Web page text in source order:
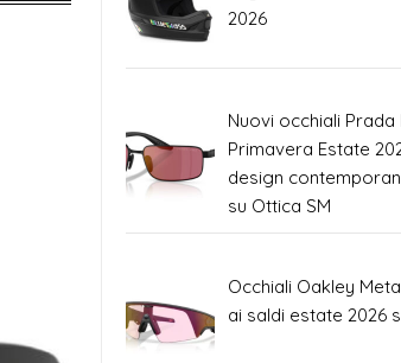
2026
Nuovi occhiali Prada
Primavera Estate
design
su Ottica SM
Occhiali Oakley
ai saldi estate 2026